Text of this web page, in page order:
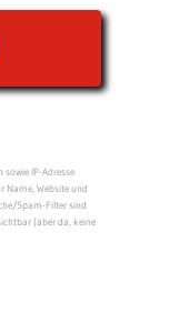
IP-Adresse
Name, Website und
Spam-Filter sind
(aber da, keine